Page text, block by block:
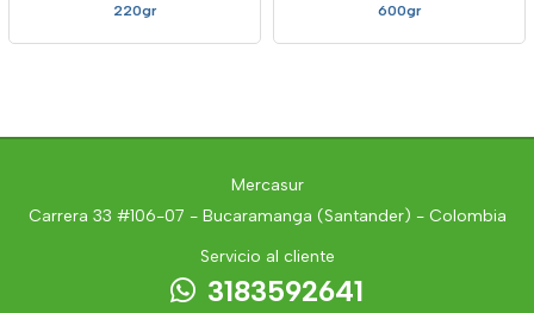
220gr 600gr
Mercasur
Carrera 33 #106-07 - Bucaramanga (Santander) - Colombia
Servicio al cliente
3183592641